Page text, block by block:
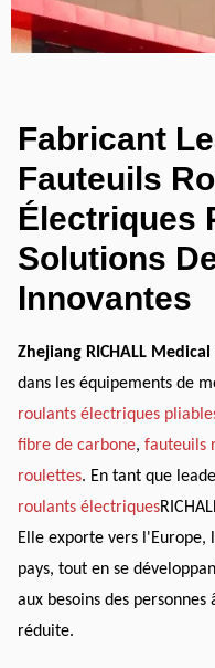
Fabricant
Fauteuils
Électriques
Solutions
Innovantes
Zhejiang RICHALL
dans les équipements de
roulants électriques
fibre de carbone,fauteuils
roulettes. En tant que
roulants électriques
Elle exporte vers l'Europe,
pays, tout en se
aux besoins des
réduite.